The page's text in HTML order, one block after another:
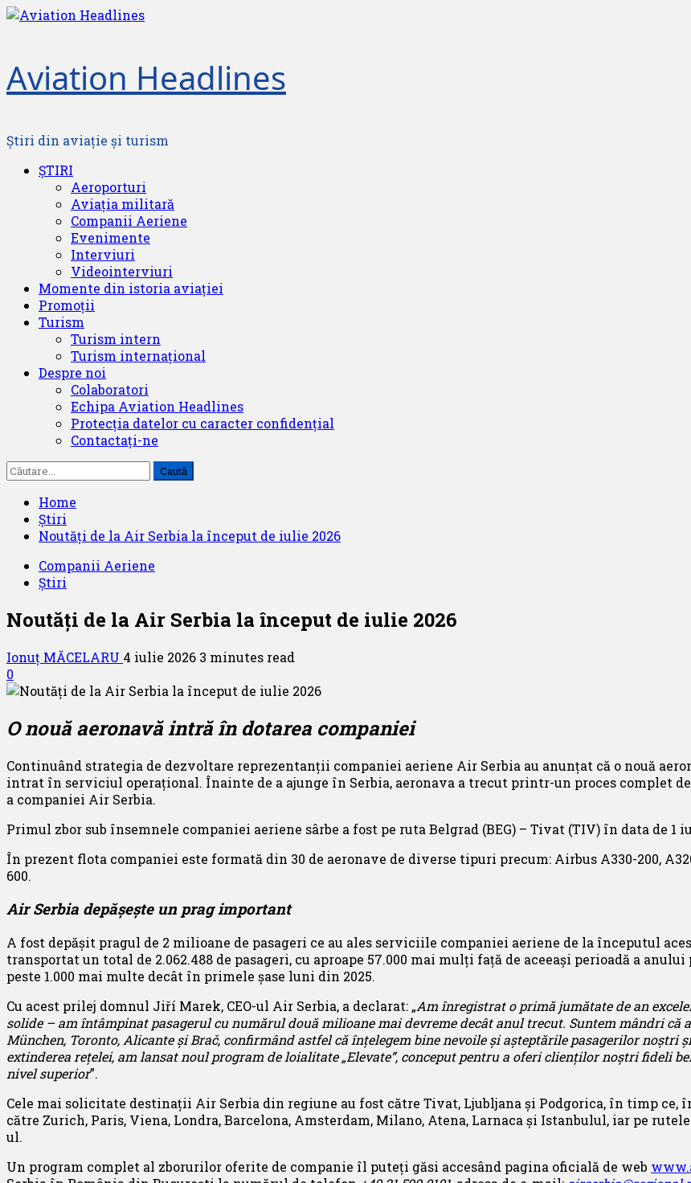
Skip
Aviation Headlines
Știri din aviație și turism
Primary
ȘTIRI
Aeroporturi
Aviația militară
Companii Aeriene
Evenimente
Interviuri
Videointerviuri
Momente din istoria aviației
Promoții
Turism
Turism intern
Turism internațional
Despre noi
Colaboratori
Echipa Aviation Headlines
Protecția datelor cu caracter confidențial
Contactați-ne
Caută
după:
Home
Știri
Noutăți de la Air Serbia la început de iulie 2026
Companii Aeriene
Știri
Noutăți de la Air Serbia la început de iulie 2026
Ionuț MĂCELARU 4 iulie 2026 3 minutes read
0
O nouă aeronavă intră în dotarea companiei
Continuând strategia de dezvoltare reprezentanții companiei aeriene Air Serbia au anunțat că o nouă
intrat în serviciul operațional. Înainte de a ajunge în Serbia, aeronava a trecut printr-un proces complet
a companiei Air Serbia.
Primul zbor sub însemnele companiei aeriene sârbe a fost pe ruta Belgrad (BEG) – Tivat (TIV) în data de 1
În prezent flota companiei este formată din 30 de aeronave de diverse tipuri precum: Airbus A330-200,
600.
Air Serbia depășește un prag important
A fost depășit pragul de 2 milioane de pasageri ce au ales serviciile companiei aeriene de la începutul
transportat un total de 2.062.488 de pasageri, cu aproape 57.000 mai mulți față de aceeași perioadă a
peste 1.000 mai multe decât în ​​primele șase luni din 2025.
Cu acest prilej domnul Jiří Marek, CEO-ul Air Serbia, a declarat: „Am înregistrat o primă jumătate de an e
solide – am întâmpinat pasagerul cu numărul două milioane mai devreme decât anul trecut. Suntem mândri că
München, Toronto, Alicante și Brač, confirmând astfel că înțelegem bine nevoile și așteptările pasagerilor noștri
extinderea rețelei, am lansat noul program de loialitate „Elevate”, conceput pentru a oferi clienților noștri fideli
nivel superior”.
Cele mai solicitate destinații Air Serbia din regiune au fost către Tivat, Ljubljana și Podgorica, în timp
către Zurich, Paris, Viena, Londra, Barcelona, ​​Amsterdam, Milano, Atena, Larnaca și Istanbulul, iar pe
ul.
Un program complet al zborurilor oferite de companie îl puteți găsi accesând pagina oficială de web